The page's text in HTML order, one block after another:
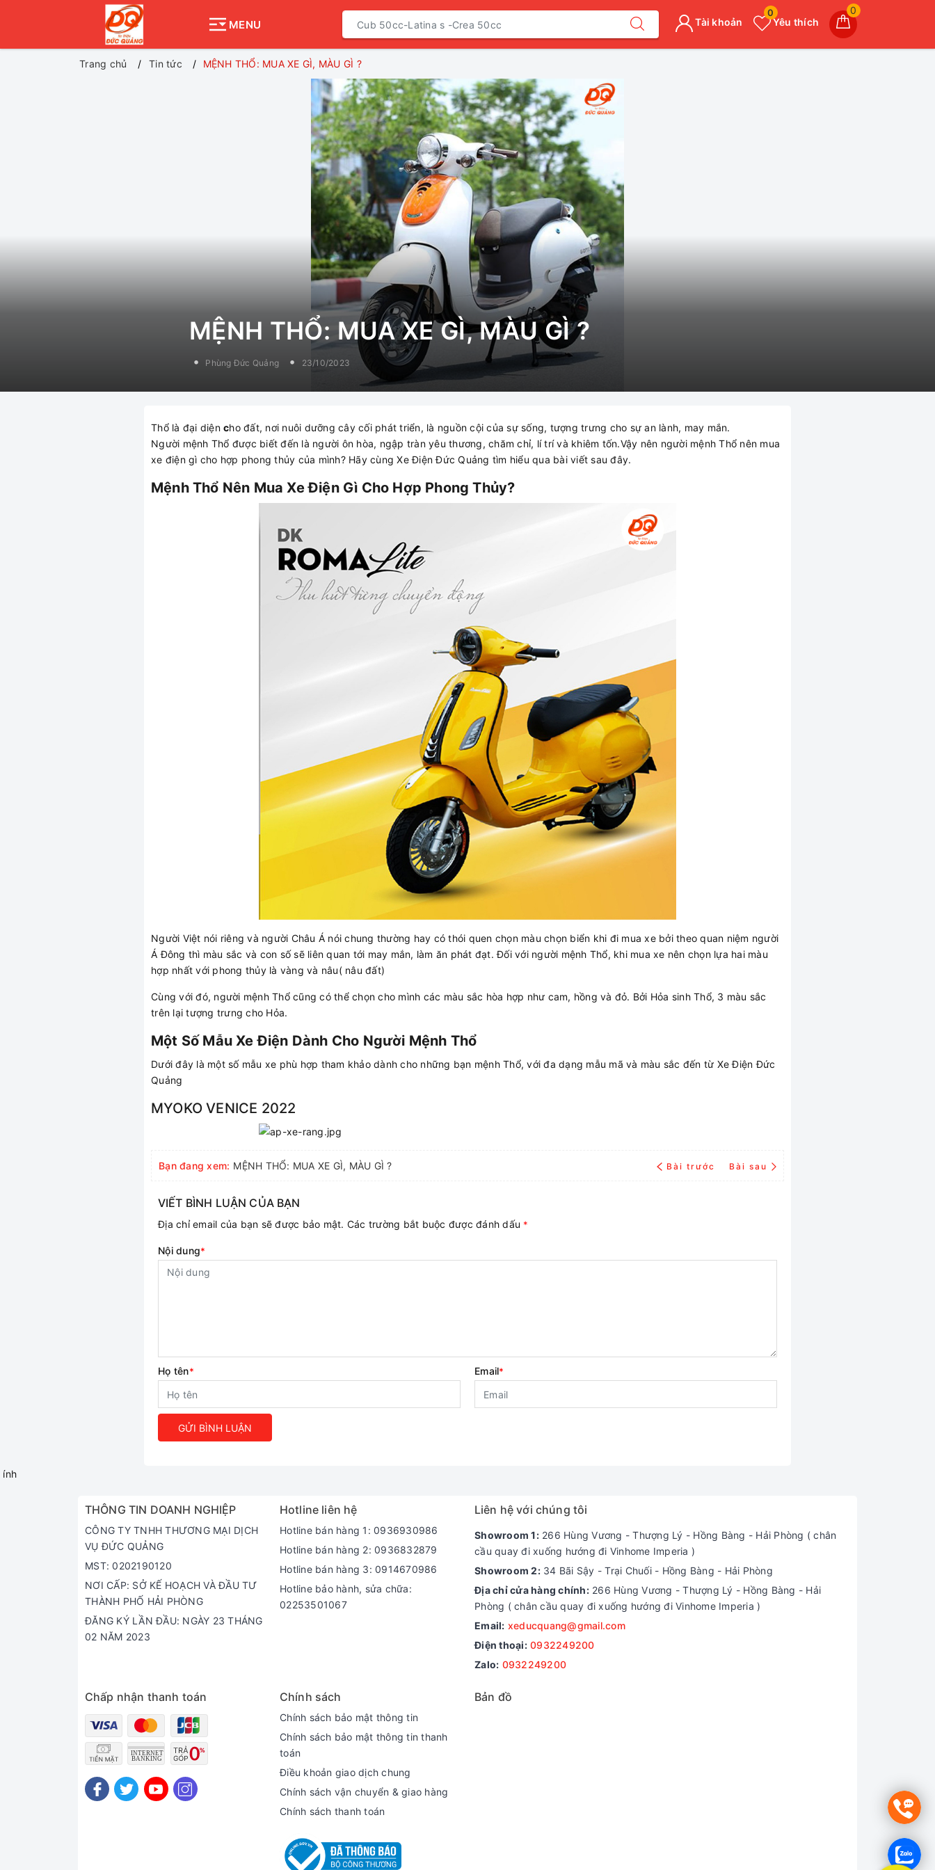
MENU
0
Yêu thích
0
Tài khoản
Trang chủ Tin tức MỆNH THỔ: MUA XE GÌ, MÀU GÌ ?
MỆNH THỔ: MUA XE GÌ, MÀU GÌ ?
Phùng Đức Quảng 23/10/2023
Thổ là đại diện cho đất, nơi nuôi dưỡng cây cối phát triển, là nguồn cội của sự sống, tượng trưng cho sự an lành, may mắn.
Người mệnh Thổ được biết đến là người ôn hòa, ngập tràn yêu thương, chăm chỉ, lí trí và khiêm tốn.Vậy nên người mệnh Thổ nên mua
xe điện gì cho hợp phong thủy của mình? Hãy cùng Xe Điện Đức Quảng tìm hiểu qua bài viết sau đây.
Mệnh Thổ Nên Mua Xe Điện Gì Cho Hợp Phong Thủy?
Người Việt nói riêng và người Châu Á nói chung thường hay có thói quen chọn màu chọn biển khi đi mua xe bởi theo quan niệm người
Á Đông thì màu sắc và con số sẽ liên quan tới may mắn, làm ăn phát đạt. Đối với người mệnh Thổ, khi mua xe nên chọn lựa hai màu
hợp nhất với phong thủy là vàng và nâu( nâu đất)
Cùng với đó, người mệnh Thổ cũng có thể chọn cho mình các màu sắc hòa hợp như cam, hồng và đỏ. Bởi Hỏa sinh Thổ, 3 màu sắc
trên lại tượng trưng cho Hỏa.
Một Số Mẫu Xe Điện Dành Cho Người Mệnh Thổ
Dưới đây là một số mẫu xe phù hợp tham khảo dành cho những bạn mệnh Thổ, với đa dạng mẫu mã và màu sắc đến từ Xe Điện Đức
Quảng
MYOKO VENICE 2022
Bạn đang xem: MỆNH THỔ: MUA XE GÌ, MÀU GÌ ? Bài trước Bài sau
VIẾT BÌNH LUẬN CỦA BẠN
Địa chỉ email của bạn sẽ được bảo mật. Các trường bắt buộc được đánh dấu *
Nội dung*
Họ tên* Email*
GỬI BÌNH LUẬN
ính
THÔNG TIN DOANH NGHIỆP
CÔNG TY TNHH THƯƠNG MẠI DỊCH
VỤ ĐỨC QUẢNG
MST: 0202190120
NƠI CẤP: SỞ KẾ HOẠCH VÀ ĐẦU TƯ
THÀNH PHỐ HẢI PHÒNG
ĐĂNG KÝ LẦN ĐẦU: NGÀY 23 THÁNG
02 NĂM 2023
Hotline liên hệ
Hotline bán hàng 1: 0936930986
Hotline bán hàng 2: 0936832879
Hotline bán hàng 3: 0914670986
Hotline bảo hành, sửa chữa:
02253501067
Liên hệ với chúng tôi
Showroom 1:266 Hùng Vương - Thượng Lý - Hồng Bàng - Hải Phòng ( chân
cầu quay đi xuống hướng đi Vinhome Imperia )
Showroom 2:34 Bãi Sậy - Trại Chuối - Hồng Bàng - Hải Phòng
Địa chỉ cửa hàng chính:266 Hùng Vương - Thượng Lý - Hồng Bàng - Hải
Phòng ( chân cầu quay đi xuống hướng đi Vinhome Imperia )
Email: xeducquang@gmail.com
Điện thoại: 0932249200
Zalo: 0932249200
Chấp nhận thanh toán Chính sách
Chính sách bảo mật thông tin
Chính sách bảo mật thông tin thanh
toán
Điều khoản giao dịch chung
Chính sách vận chuyển & giao hàng
Chính sách thanh toán
Bản đồ